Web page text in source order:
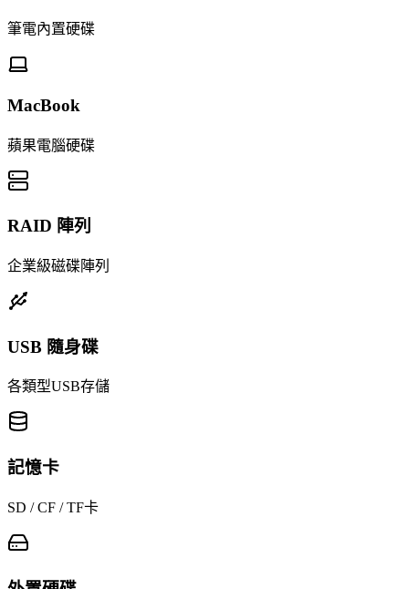
筆電內置硬碟
MacBook
蘋果電腦硬碟
RAID 陣列
企業級磁碟陣列
USB 隨身碟
各類型USB存儲
記憶卡
SD / CF / TF卡